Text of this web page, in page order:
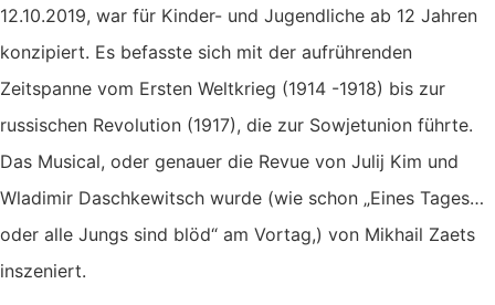
12.10.2019, war für Kinder- und Jugendliche ab 12 Jahren
konzipiert. Es befasste sich mit der aufrührenden
Zeitspanne vom Ersten Weltkrieg (1914 -1918) bis zur
russischen Revolution (1917), die zur Sowjetunion führte.
Das Musical, oder genauer die Revue von Julij Kim und
Wladimir Daschkewitsch wurde (wie schon „Eines Tages…
oder alle Jungs sind blöd“ am Vortag,) von Mikhail Zaets
inszeniert.